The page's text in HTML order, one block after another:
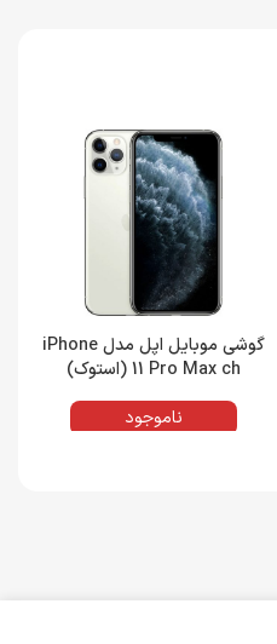
گوشی موبایل اپل مدل iPhone
11 Pro Max ch (استوک)
گیگابایت و رم 4 گیگابایت | پکناموجود